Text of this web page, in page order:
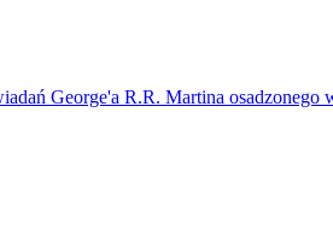
George'a R.R. Martina